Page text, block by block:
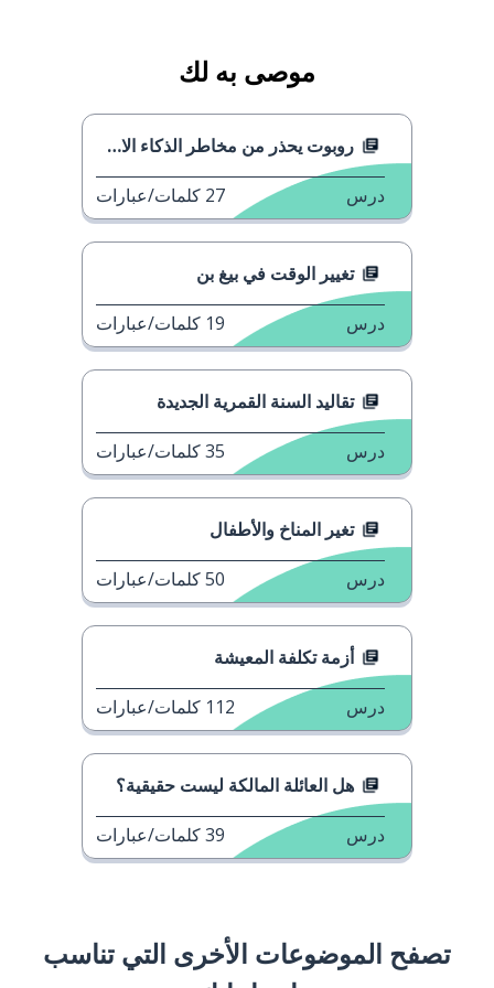
موصى به لك
روبوت يحذر من مخاطر الذكاء الاصطناعي
درس 27 كلمات/عبارات
تغيير الوقت في بيغ بن
درس 19 كلمات/عبارات
تقاليد السنة القمرية الجديدة
درس 35كلمات/عبارات
تغير المناخ والأطفال
درس 50كلمات/عبارات
أزمة تكلفة المعيشة
درس 112 كلمات/عبارات
هل العائلة المالكة ليست حقيقية؟
درس 39كلمات/عبارات
تصفح الموضوعات الأخرى التي تناسب